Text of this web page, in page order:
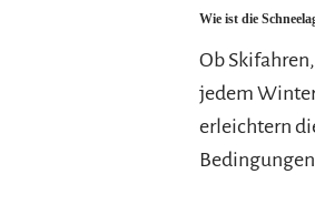
Wie ist die
Ob
jedem
erleichtern